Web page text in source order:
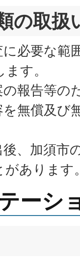
の取扱
必要な範
す。
報告等の
無償及び
、加須市
があります
ーシ